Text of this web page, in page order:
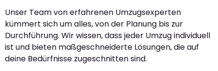
Unser Team von erfahrenen Umzugsexperten
kümmert sich um alles, von der Planung bis zur
Durchführung. Wir wissen, dass jeder Umzug individuell
ist und bieten maßgeschneiderte Lösungen, die auf
deine Bedürfnisse zugeschnitten sind.